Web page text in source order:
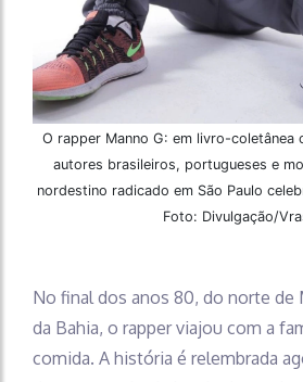
O rapper Manno G: em livro-coletânea
autores brasileiros, portugueses e
nordestino radicado em São Paulo
Foto: Divulgação/
No final dos anos 80, do norte de
da Bahia, o rapper viajou com a
comida. A história é relembrada